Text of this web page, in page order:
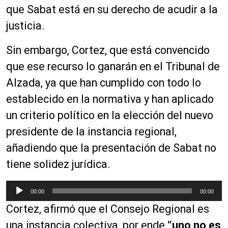
que Sabat está en su derecho de acudir a la
justicia.
Sin embargo, Cortez, que está convencido
que ese recurso lo ganarán en el Tribunal de
Alzada, ya que han cumplido con todo lo
establecido en la normativa y han aplicado
un criterio político en la elección del nuevo
presidente de la instancia regional,
añadiendo que la presentación de Sabat no
tiene solidez jurídica.
e
p
r
00:00 00:00
Cortez, afirmó que el Consejo Regional es
una instancia colectiva, por ende “uno no es